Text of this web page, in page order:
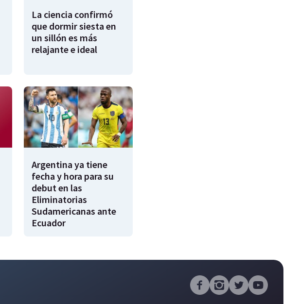
La ciencia confirmó
que dormir siesta en
un sillón es más
relajante e ideal
Argentina ya tiene
fecha y hora para su
debut en las
Eliminatorias
Sudamericanas ante
Ecuador